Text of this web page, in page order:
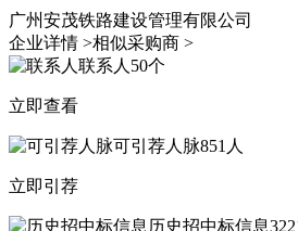
广州安茂铁路建设管理有限公司
企业详情 >相似采购商 >
联系人 50个
立即查看
可引荐人脉851人
立即引荐
历史招中标信息